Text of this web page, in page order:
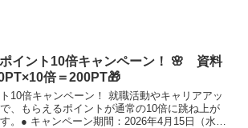
イント10倍キャンペーン！ 🌸 資料
倍＝200PT🎁
ーン！ 就職活動やキャリアアッ
、もらえるポイントが通常の10倍に跳ね上が
。● キャンペーン期間：2026年4月15日（水）